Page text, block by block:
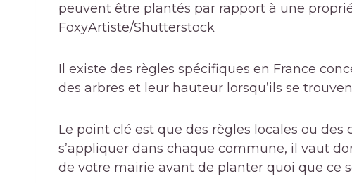
peuvent être plantés par rapport à une
FoxyArtiste/Shutterstock
Il existe des règles spécifiques en France
des arbres et leur hauteur lorsqu’ils se
Le point clé est que des règles locales ou
s’appliquer dans chaque commune, il vaut
de votre mairie avant de planter quoi que ce